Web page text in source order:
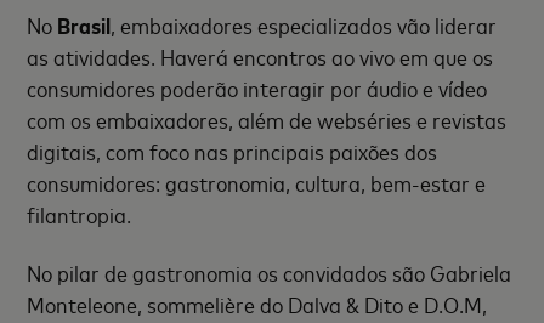
No Brasil , embaixadores especializados vão liderar
as atividades. Haverá encontros ao vivo em que os
consumidores poderão interagir por áudio e vídeo
com os embaixadores, além de webséries e revistas
digitais, com foco nas principais paixões dos
consumidores: gastronomia, cultura, bem-estar e
filantropia.
No pilar de gastronomia os convidados são Gabriela
Monteleone, sommelière do Dalva & Dito e D.O.M,